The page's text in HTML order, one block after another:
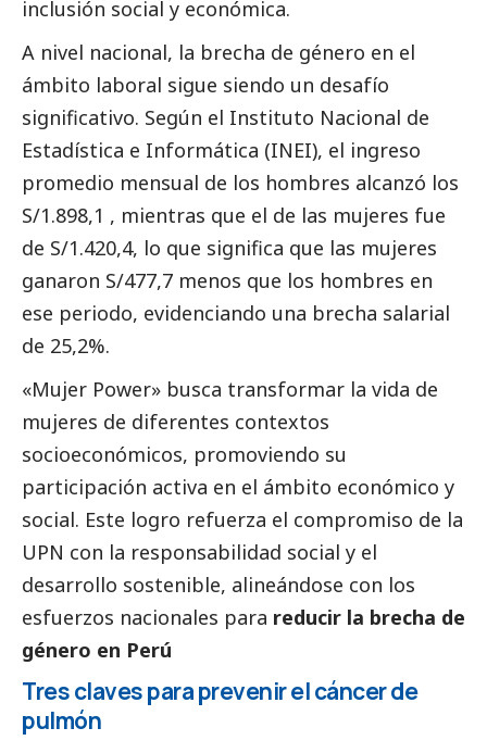
inclusión social y económica.
A nivel nacional, la brecha de género en el
ámbito laboral sigue siendo un desafío
significativo. Según el Instituto Nacional de
Estadística e Informática (INEI), el ingreso
promedio mensual de los hombres alcanzó los
S/1.898,1 , mientras que el de las mujeres fue
de S/1.420,4, lo que significa que las mujeres
ganaron S/477,7 menos que los hombres en
ese periodo, evidenciando una brecha salarial
de 25,2%.
«Mujer Power» busca transformar la vida de
mujeres de diferentes contextos
socioeconómicos, promoviendo su
participación activa en el ámbito económico y
social. Este logro refuerza el compromiso de la
UPN con la responsabilidad social y el
desarrollo sostenible, alineándose con los
esfuerzos nacionales para reducir la brecha de
género en Perú
Tres claves para prevenir el cáncer de
pulmón